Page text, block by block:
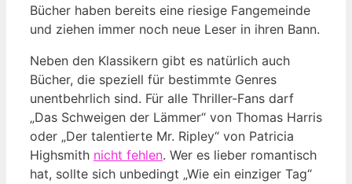
Bücher haben bereits eine riesige Fangemeinde
und ziehen immer noch neue Leser in ihren Bann.
Neben den Klassikern gibt es natürlich auch
Bücher, die speziell für bestimmte Genres
unentbehrlich sind. Für alle Thriller-Fans darf
„Das Schweigen der Lämmer“ von Thomas Harris
oder „Der talentierte Mr. Ripley“ von Patricia
Highsmith nicht fehlen. Wer es lieber romantisch
hat, sollte sich unbedingt „Wie ein einziger Tag“